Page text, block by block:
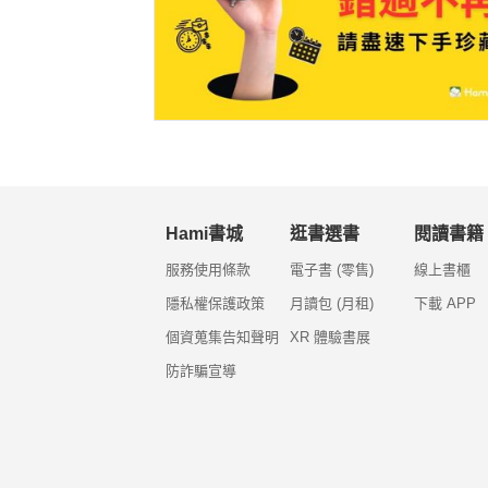
Hami書城
服務使用條款
隱私權保護政策
個資蒐集告知聲明
防詐騙宣導
逛書選書
電子書 (零售)
月讀包 (月租)
XR 體驗書展
閱讀書籍
線上書櫃
下載 APP